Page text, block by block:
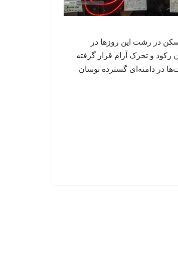
در رشت این روزها در
رکود و تحرک آرام قرار گرفته
در دامنه‌ای گسترده نوسان